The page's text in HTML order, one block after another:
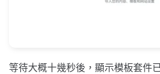
等待大概十幾秒後，顯示模板套件